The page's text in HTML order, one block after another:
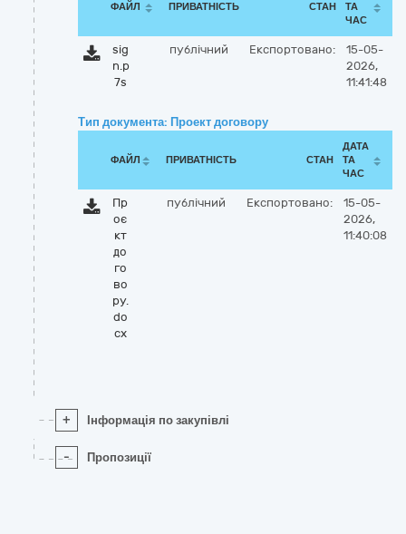
ФАЙЛ ПРИВАТНІСТЬ СТАН
ТА
ЧАС
sig
n.p
7s
публічний Експортовано:
15-05-
2026,
11:41:48
Тип документа: Проект договору
ФАЙЛ ПРИВАТНІСТЬ СТАН
ДАТА
ТА
ЧАС
Пр
оє
кт
до
го
во
ру.
do
cx
публічний Експортовано:
15-05-
2026,
11:40:08
+ Інформація по закупівлі
- Пропозиції